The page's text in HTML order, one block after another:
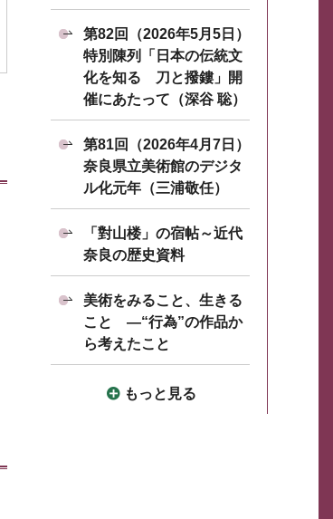
第82回（2026年5月5日）
特別陳列「日本の伝統文
化を知る 刀と撥鏤」開
催にあたって（深谷 聡）
第81回（2026年4月7日）
奈良県立美術館のデジタ
ル化元年（三浦敬任）
「對山楼」の宿帖～近代
奈良の歴史資料
美術をみること、生きる
こと ―“行為”の作品か
ら考えたこと
もっと見る